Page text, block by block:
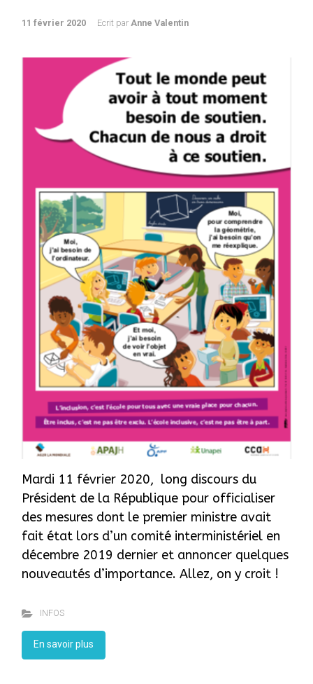
11 février 2020 Ecrit par Anne Valentin
Mardi 11 février 2020, long discours du
Président de la République pour officialiser
des mesures dont le premier ministre avait
fait état lors d’un comité interministériel en
décembre 2019 dernier et annoncer quelques
nouveautés d’importance. Allez, on y croit !
INFOS
En savoir plus